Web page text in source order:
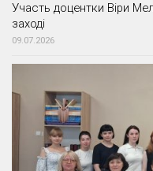
Участь доцентки Віри
заході
09.07.2026